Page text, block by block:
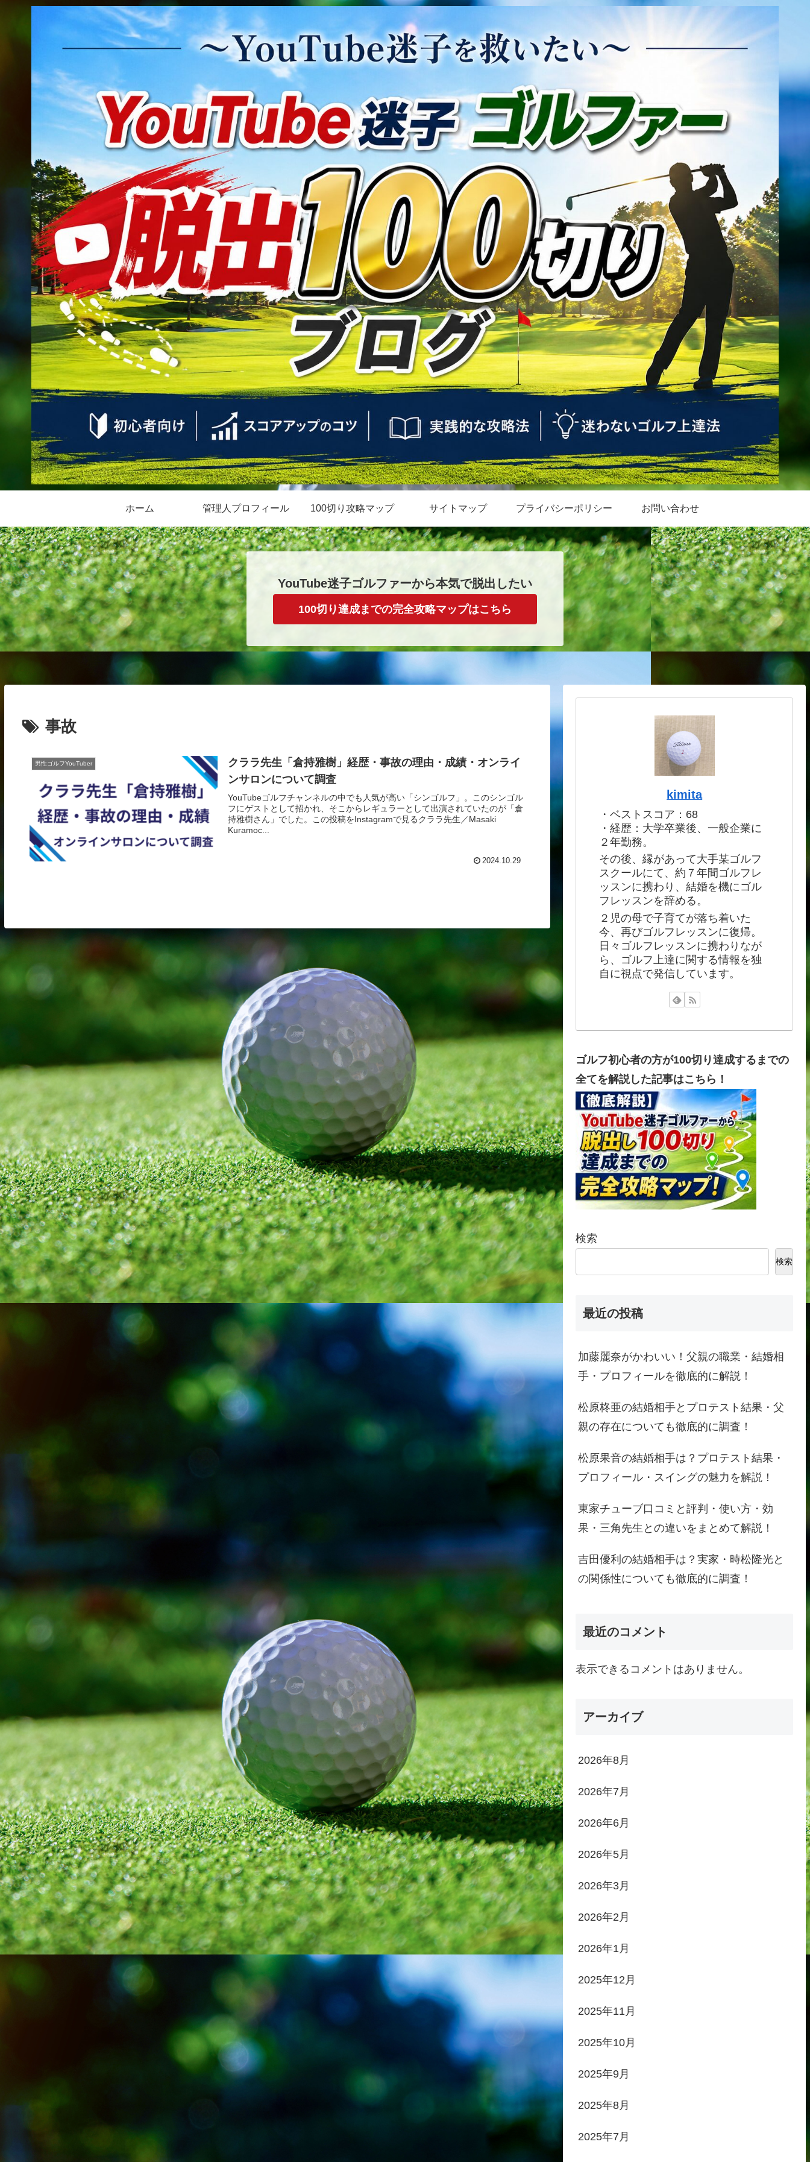
ホーム 管理人プロフィール 100切り攻略マップ サイトマップ プライバシーポリシー お問い合わせ
YouTube迷子ゴルファーから本気で脱出したい
100切り達成までの完全攻略マップはこちら
事故
男性ゴルフYouTuber
クララ先生「倉持雅樹」経歴・事故の理由・成績・オンライ
ンサロンについて調査
YouTubeゴルフチャンネルの中でも人気が高い「シンゴルフ」。このシンゴル
フにゲストとして招かれ、そこからレギュラーとして出演されていたのが「倉
持雅樹さん」でした。この投稿をInstagramで見るクララ先生／Masaki
Kuramoc...
2024.10.29
kimita
・ベストスコア：68
・経歴：大学卒業後、一般企業に
２年勤務。
その後、縁があって大手某ゴルフ
スクールにて、約７年間ゴルフレ
ッスンに携わり、結婚を機にゴル
フレッスンを辞める。
２児の母で子育てが落ち着いた
今、再びゴルフレッスンに復帰。
日々ゴルフレッスンに携わりなが
ら、ゴルフ上達に関する情報を独
自に視点で発信しています。
ゴルフ初心者の方が100切り達成するまでの
全てを解説した記事はこちら！
検索
検索
最近の投稿
加藤麗奈がかわいい！父親の職業・結婚相
手・プロフィールを徹底的に解説！
松原柊亜の結婚相手とプロテスト結果・父
親の存在についても徹底的に調査！
松原果音の結婚相手は？プロテスト結果・
プロフィール・スイングの魅力を解説！
東家チューブ口コミと評判・使い方・効
果・三角先生との違いをまとめて解説！
吉田優利の結婚相手は？実家・時松隆光と
の関係性についても徹底的に調査！
最近のコメント
表示できるコメントはありません。
アーカイブ
2026年8月
2026年7月
2026年6月
2026年5月
2026年3月
2026年2月
2026年1月
2025年12月
2025年11月
2025年10月
2025年9月
2025年8月
2025年7月